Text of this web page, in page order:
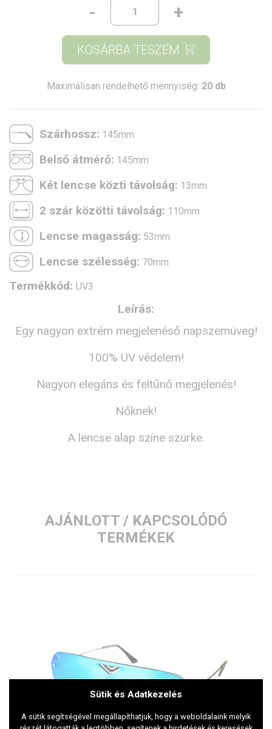
- +
KOSÁRBA TESZEM
Maximálisan rendelhető mennyiség: 20 db
Szárhossz: 145mm
Belső átmérő: 145mm
Két lencse közti távolság: 13mm
2 szár közötti távolság: 110mm
Lencse magasság: 53mm
Lencse szélesség: 70mm
Termékkód: UV3
Leírás:
Egy nagyon extrém megjelenéső napszemüveg!
100% UV védelem!
Nagyon elegáns és feltűnő megjelenés!
Nőknek!
A lencse alap színe szürke.
AJÁNLOTT / KAPCSOLÓDÓ
TERMÉKEK
Sütik és Adatkezelés
A sütik segítségével megállapíthatjuk, hogy a weboldalaink melyik